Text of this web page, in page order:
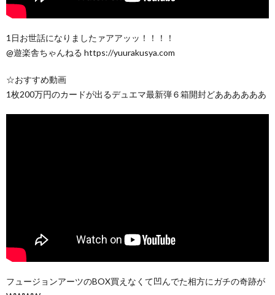
1日お世話になりましたァアアッッ！！！！
@遊楽舎ちゃんねる https://yuurakusya.com
☆おすすめ動画
1枚200万円のカードが出るデュエマ最新弾６箱開封どああああああ
フュージョンアーツのBOX買えなくて凹んでた相方にガチの奇跡が